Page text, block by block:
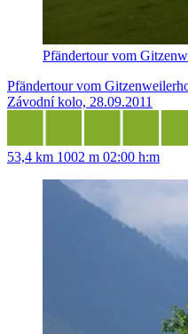
Pfändertour vom
Pfändertour vom
Závodní kolo, 28.09.2011
53,4 km 1002 m 02:00 h:m